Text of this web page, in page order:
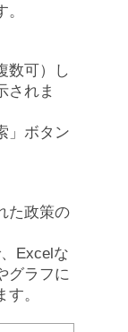
数可）し
されま
」ボタン
た政策の
Excelな
グラフに
。